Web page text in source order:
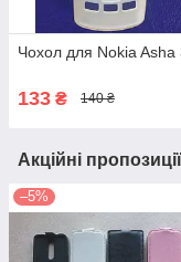
Чохол для Nokia Asha
133 ₴ 140 ₴
Акційні
–5%